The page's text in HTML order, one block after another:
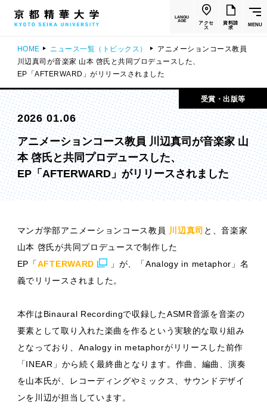
LANGU
AGE
アクセ
ス
資料請
求
MENU
HOME ニュース一覧（トピックス）
アニメーションコース教員
川辺真司が音楽家 山本 啓氏と共同プロデュースした、
EP「AFTERWARD」がリリースされました
受賞・出版等
2026 01.06
アニメーションコース教員 川辺真司が音楽家 山
本 啓氏と共同プロデュースした、
EP「AFTERWARD」がリリースされました
マンガ学部アニメーションコース教員 川辺真司 と、音楽家
山本 啓氏が共同プロデュースで制作した
EP「AFTERWARD
」が、「Analogy in metaphor」名
義でリリースされました。
本作はBinaural Recordingで収録したASMR音源を音楽の
要素として取り入れた楽曲を作るという実験的な取り組み
となっており、Analogy in metaphorがリリースした前作
「INEAR」から続く最終曲となります。作曲、編曲、演奏
を山本氏が、レコーディングやミックス、サウンドデザイ
ンを川辺が担当しています。